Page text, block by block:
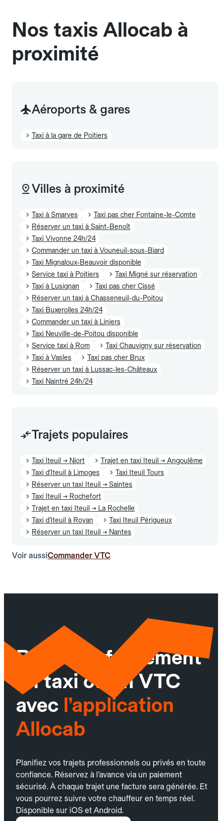
Nos taxis Allocab à
proximité
Aéroports & gares
Taxi à la gare de Poitiers
Villes à proximité
Taxi à Smarves
Taxi pas cher Fontaine-le-Comte
Réserver un taxi à Saint-Benoît
Taxi Vivonne 24h/24
Commander un taxi à Vouneuil-sous-Biard
Taxi Mignaloux-Beauvoir disponible
Service taxi à Poitiers
Taxi Migné sur réservation
Taxi à Lusignan
Taxi pas cher Cissé
Réserver un taxi à Chasseneuil-du-Poitou
Taxi Buxerolles 24h/24
Commander un taxi à Liniers
Taxi Neuville-de-Poitou disponible
Service taxi à Rom
Taxi Chauvigny sur réservation
Taxi à Vasles
Taxi pas cher Brux
Réserver un taxi à Lussac-les-Châteaux
Taxi Naintré 24h/24
Trajets populaires
Taxi Iteuil → Niort
Trajet en taxi Iteuil → Angoulême
Taxi d'Iteuil à Limoges
Taxi Iteuil Tours
Réserver un taxi Iteuil → Saintes
Taxi Iteuil → Rochefort
Trajet en taxi Iteuil → La Rochelle
Taxi d'Iteuil à Royan
Taxi Iteuil Périgueux
Réserver un taxi Iteuil → Nantes
Voir aussiCommander VTC
Réservez facilement
un taxi ou un VTC
avec l’application
Allocab
Planifiez vos trajets professionnels ou privés en toute
confiance. Réservez à l’avance via un paiement
sécurisé. À chaque trajet une facture sera générée. Et
vous pourrez suivre votre chauffeur en temps réel.
Disponible sur iOS et Android.